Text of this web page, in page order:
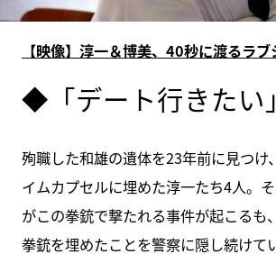
【映像】淳一＆博美、40秒に渡るラブ
◆「デート行きたい」
殉職した和雄の遺体を23年前に見つけ
イムカプセルに埋めた淳一たち4人。
がこの拳銃で撃たれる事件が起こるも
拳銃を埋めたことを警察に隠し続けて